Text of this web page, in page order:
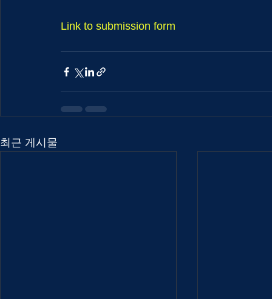
Link to submission form
최근 게시물